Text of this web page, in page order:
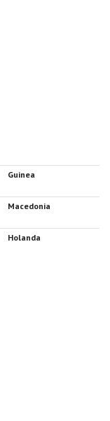
Guinea
Macedonia
Holanda